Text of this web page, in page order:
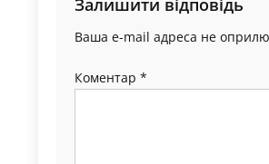
Залишити відповідь
Ваша e-mail адреса не
Коментар *